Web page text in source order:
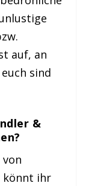
auf, an
sind
&
könnt ihr